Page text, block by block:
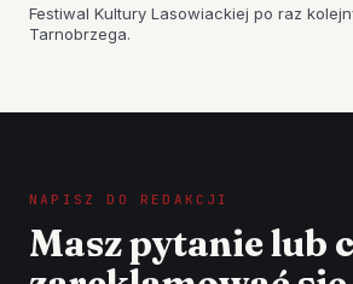
Festiwal Kultury Lasowiackiej po raz
Tarnobrzega.
NAPISZ DO REDAKCJI
Masz pytanie lub